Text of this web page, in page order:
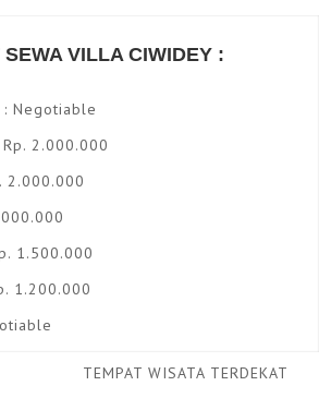
VILLA CIWIDEY :
: Negotiable
2.000.000
2.000.000
1.500.000
1.200.000
TEMPAT WISATA TERDEKAT